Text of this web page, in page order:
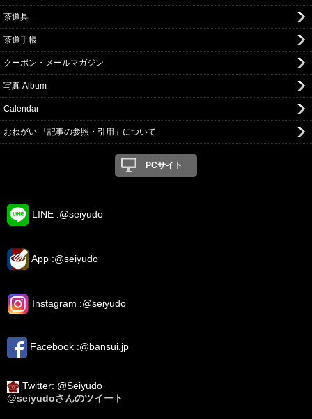
茶道具
茶道手帳
クーポン・メールマガジン
写真 Album
Calendar
おねがい 「記事の参照・引用」について
PCサイト
LINE :@seiyudo
App :@seiyudo
Instagram :@seiyudo
Facebook :@bansui.jp
Twitter: @Seiyudo
@seiyudoさんのツイート